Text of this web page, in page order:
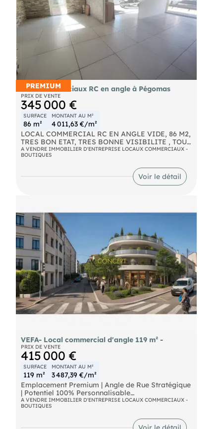
PREMIUM
Murs commerciaux RC en angle à Pégomas
PRIX DE VENTE
345 000 €
SURFACE
86 m²
MONTANT AU M²
4 011,63 €/m²
LOCAL COMMERCIAL RC EN ANGLE VIDE, 86 M2,
TRES BON ETAT, TRES BONNE VISIBILITE , TOUS
COMMERCES POSSIBLES SAUF NUISANCES.
A VENDRE IMMOBILIER D'ENTREPRISE LOCAUX COMMERCIAUX -
BOUTIQUES
Voir le détail
VEFA- Local commercial d'angle 119 m² -
PRIX DE VENTE
415 000 €
SURFACE
119 m²
MONTANT AU M²
3 487,39 €/m²
Emplacement Premium | Angle de Rue Stratégique
| Potentiel 100% Personnalisable
Vous êtes las des locaux standardisés qui ne
ressemblent pas à l'ADN de votre entreprise ?
Vous cherchez l'emplacement parfait sur la Côte
A VENDRE IMMOBILIER D'ENTREPRISE LOCAUX COMMERCIAUX -
BOUTIQUES